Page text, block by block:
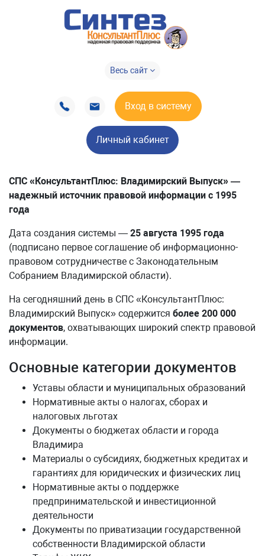
Весь сайт
Вход в систему
Личный кабинет
СПС «КонсультантПлюс: Владимирский Выпуск» —
надежный источник правовой информации с 1995
года
Дата создания системы — 25 августа 1995 года
(подписано первое соглашение об информационно-
правовом сотрудничестве с Законодательным
Собранием Владимирской области).
На сегодняшний день в СПС «КонсультантПлюс:
Владимирский Выпуск» содержится более 200 000
документов, охватывающих широкий спектр правовой
информации.
Основные категории документов
Уставы области и муниципальных образований
Нормативные акты о налогах, сборах и
налоговых льготах
Документы о бюджетах области и города
Владимира
Материалы о субсидиях, бюджетных кредитах и
гарантиях для юридических и физических лиц
Нормативные акты о поддержке
предпринимательской и инвестиционной
деятельности
Документы по приватизации государственной
собственности Владимирской области